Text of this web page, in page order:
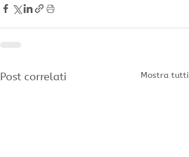
Post correlati Mostra tutti